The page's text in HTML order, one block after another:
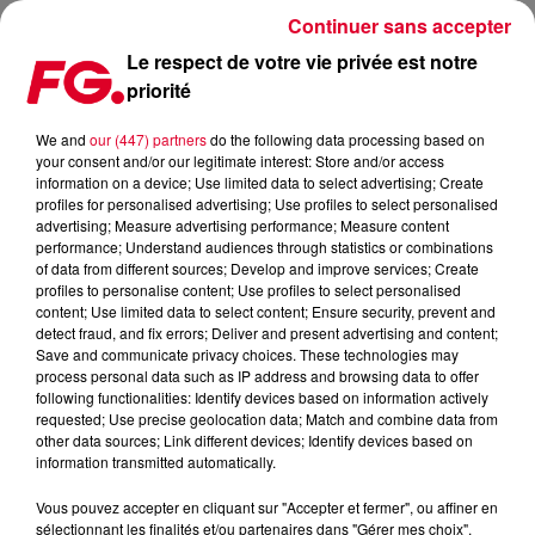
LE COLLECTIF NOT WITHOUT FRIENDS S’ATTAQUE À
BEXTOR
Publié : 12 mai 2026 à 8h49 par Antony Harari
Le respect de votre vie privée est notre
priorité
We and our (447) partnersdo the following data processing based on
your consent and/or our legitimate interest: Store and/or access
information on a device; Use limited data to select advertising; Create
profiles for personalised advertising; Use profiles to select personalised
advertising; Measure advertising performance; Measure content
performance; Understand audiences through statistics or combinations
of data from different sources; Develop and improve services; Create
profiles to personalise content; Use profiles to select personalised
content; Use limited data to select content; Ensure security, prevent and
detect fraud, and fix errors; Deliver and present advertising and content;
Save and communicate privacy choices. These technologies may
process personal data such as IP address and browsing data to offer
following functionalities: Identify devices based on information actively
requested; Use precise geolocation data; Match and combine data from
other data sources; Link different devices; Identify devices based on
information transmitted automatically.
Vous pouvez accepter en cliquant sur "Accepter et fermer", ou affiner en
sélectionnant les finalités et/ou partenaires dans "Gérer mes choix".
Continuer sans accepter